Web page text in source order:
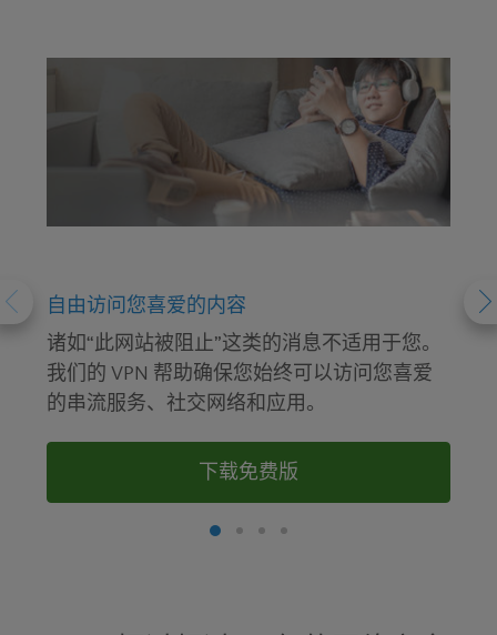
自由访问您喜爱的内容
诸如“此网站被阻止”这类的消息不适用于您。
我们的 VPN 帮助确保您始终可以访问您喜爱
的串流服务、社交网络和应用。
下载免费版